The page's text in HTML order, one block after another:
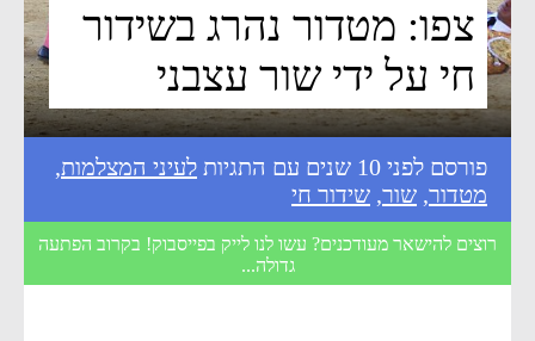
צפו: מטדור נהרג בשידור
חי על ידי שור עצבני
פורסם לפני 10 שנים עם התגיות לעיני המצלמות,
מטדור, שור, שידור חי
רוצים להישאר מעודכנים? עשו לנו לייק בפייסבוק! בקרוב הפתעה
גדולה...